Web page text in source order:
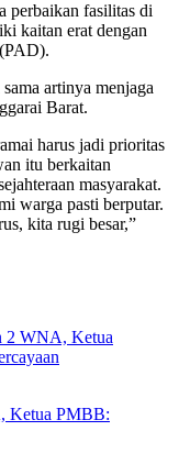
perbaikan fasilitas di
kaitan erat dengan
artinya menjaga
Barat.
harus jadi prioritas
itu berkaitan
masyarakat.
warga pasti berputar.
kita rugi besar,”
Ketua PMBB: